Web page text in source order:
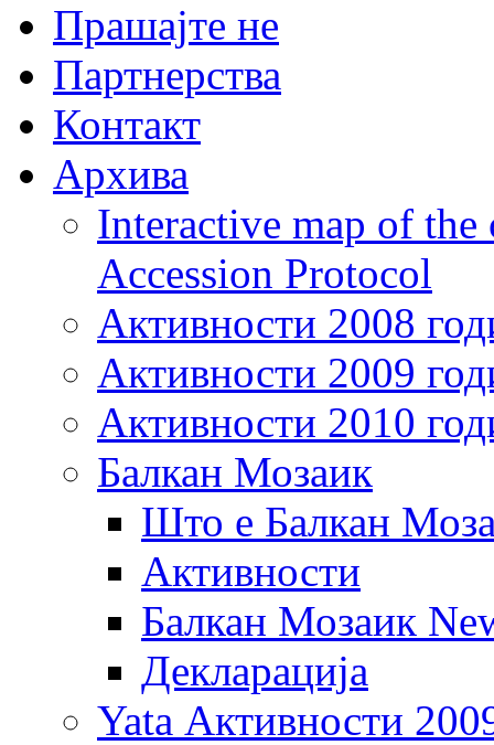
Прашајте не
Партнерства
Контакт
Архива
Interactive map of
Accession Protocol
Активности 2008
Активности 2009
Активности 2010
Балкан Мозаик
Што е Балкан
Активности
Балкан Мозаик
Декларација
Yata Активности